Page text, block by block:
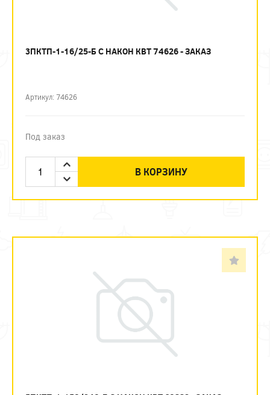
3ПКТП-1-16/25-Б С НАКОН КВТ 74626 - ЗАКАЗ
Артикул: 74626
Под заказ
В КОРЗИНУ